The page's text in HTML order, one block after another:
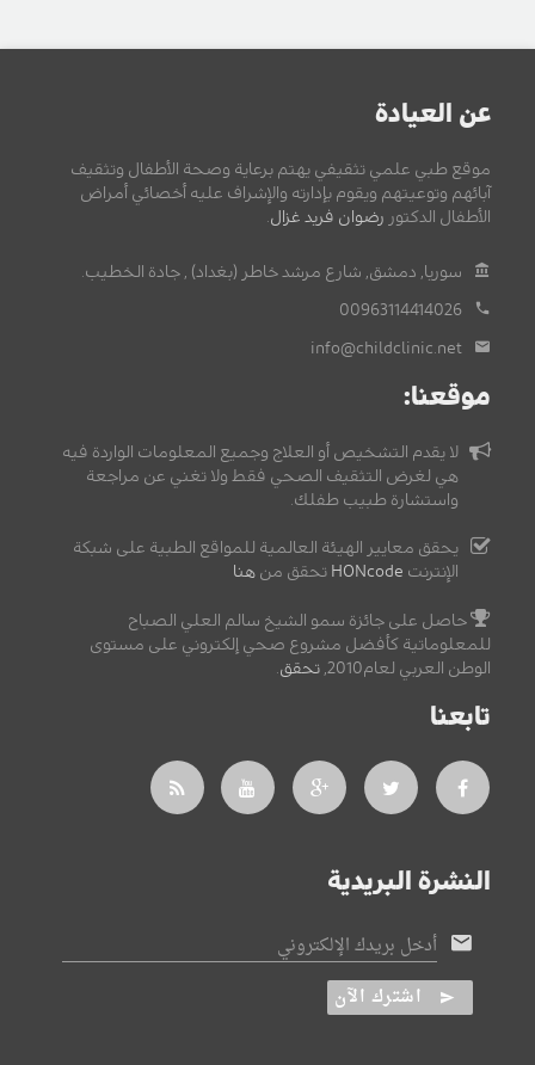
عن العيادة
موقع طبي علمي تثقيفي يهتم برعاية وصحة الأطفال وتثقيف
آبائهم وتوعيتهم ويقوم بإدارته والإشراف عليه أخصائي أمراض
الأطفال الدكتور رضوان فريد غزال.
سوريا, دمشق, شارع مرشد خاطر (بغداد) , جادة الخطيب.
00963114414026
info@childclinic.net
موقعنا:
لا يقدم التشخيص أو العلاج وجميع المعلومات الواردة فيه
هي لغرض التثقيف الصحي فقط ولا تغني عن مراجعة
واستشارة طبيب طفلك.
يحقق معايير الهيئة العالمية للمواقع الطبية على شبكة
الإنترنت HONcode تحقق من هنا
حاصل على جائزة سمو الشيخ سالم العلي الصباح
للمعلوماتية كأفضل مشروع صحي إلكتروني على مستوى
الوطن العربي لعام2010,
تحقق.
تابعنا
النشرة البريدية
أدخل بريدك الإلكتروني
اشترك الآن